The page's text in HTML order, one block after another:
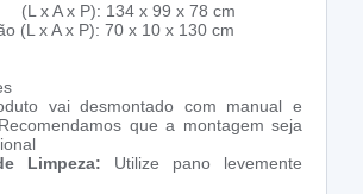
(L x A x P): 134 x 99 x 78 cm
(L x A x P): 70 x 10 x 130 cm
vai desmontado com manual e
que a montagem seja
Limpeza: Utilize pano levemente